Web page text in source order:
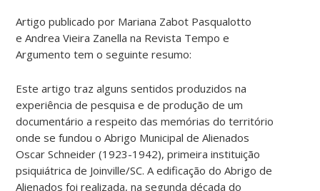
Artigo publicado por Mariana Zabot Pasqualotto
e Andrea Vieira Zanella na Revista Tempo e
Argumento tem o seguinte resumo:
Este artigo traz alguns sentidos produzidos na
experiência de pesquisa e de produção de um
documentário a respeito das memórias do território
onde se fundou o Abrigo Municipal de Alienados
Oscar Schneider (1923-1942), primeira instituição
psiquiátrica de Joinville/SC. A edificação do Abrigo de
Alienados foi realizada, na segunda década do